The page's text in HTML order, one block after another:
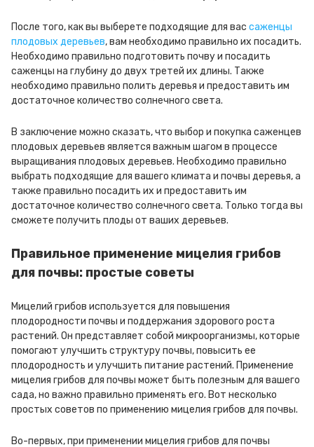
После того, как вы выберете подходящие для вас саженцы
плодовых деревьев, вам необходимо правильно их посадить.
Необходимо правильно подготовить почву и посадить
саженцы на глубину до двух третей их длины. Также
необходимо правильно полить деревья и предоставить им
достаточное количество солнечного света.
В заключение можно сказать, что выбор и покупка саженцев
плодовых деревьев является важным шагом в процессе
выращивания плодовых деревьев. Необходимо правильно
выбрать подходящие для вашего климата и почвы деревья, а
также правильно посадить их и предоставить им
достаточное количество солнечного света. Только тогда вы
сможете получить плоды от ваших деревьев.
Правильное применение мицелия грибов
для почвы: простые советы
Мицелий грибов используется для повышения
плодородности почвы и поддержания здорового роста
растений. Он представляет собой микроорганизмы, которые
помогают улучшить структуру почвы, повысить ее
плодородность и улучшить питание растений. Применение
мицелия грибов для почвы может быть полезным для вашего
сада, но важно правильно применять его. Вот несколько
простых советов по применению мицелия грибов для почвы.
Во-первых, при применении мицелия грибов для почвы